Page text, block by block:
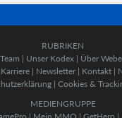
RUBRIKEN
| Unser Kodex | Über
Karriere | Newsletter | Kontakt |
| Cookies &
MEDIENGRUPPE